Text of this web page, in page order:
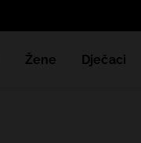
Žene Dječaci